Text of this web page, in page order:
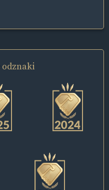
odznaki